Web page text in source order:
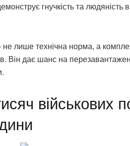
гнучкість та людяність
лише технічна норма, а
Він дає шанс на
військових